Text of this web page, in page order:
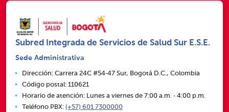
Subred Integrada de Servicios de Salud Sur E.S.E.
Sede Administrativa
Dirección: Carrera 24C #54‑47 Sur, Bogotá D.C., Colombia
Código postal: 110621
Horario de atención: Lunes a viernes de 7:00 a.m. ‑ 4:00 p.m.
Teléfono PBX: (+57) 601 7300000